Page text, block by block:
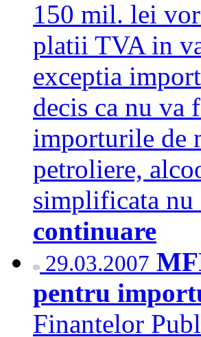
150 mil. lei
platii TVA in
exceptia
decis ca nu va
importurile de
petroliere,
simplificata
continuare
29.03.2007
pentru
Finantelor